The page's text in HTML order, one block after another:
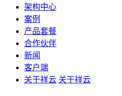
架构中心
案例
产品套餐
合作伙伴
新闻
客户端
关于祥云 关于祥云